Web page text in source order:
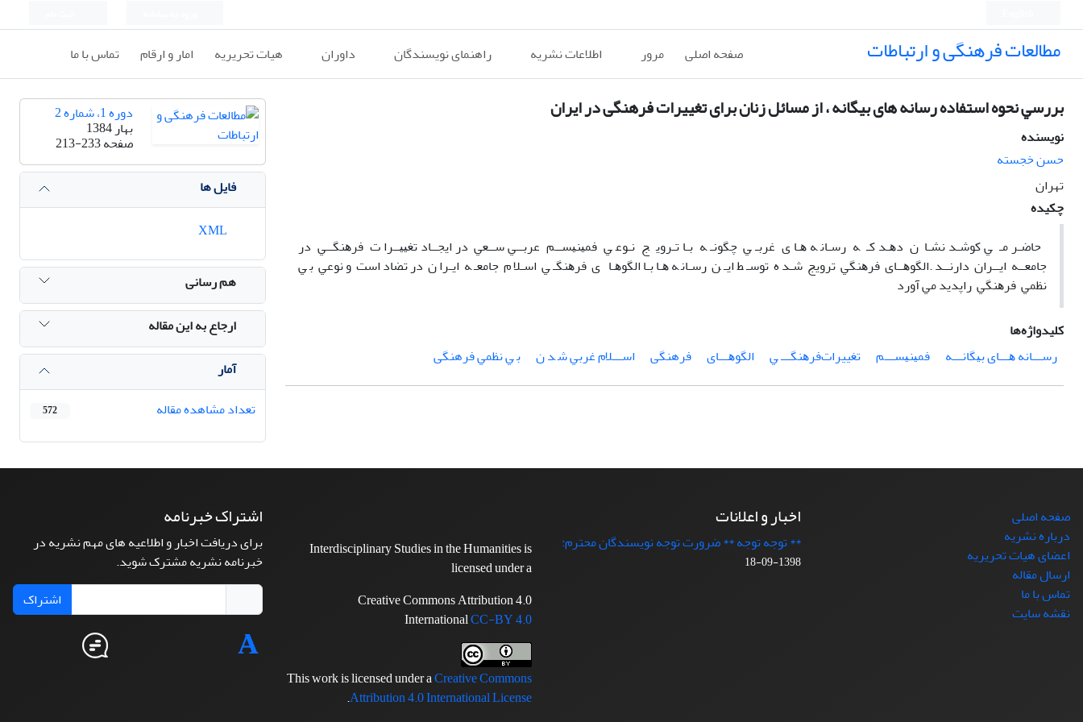
مطالعات فرهنگی و ارتباطات صفحه اصلی مرور اطلاعات نشریه راهنمای نویسندگان داوران هیات تحریریه امار و ارقام تماس با ما
ﺑﺮرﺳﻲ نحوه اﺳﺘﻔﺎده رﺳﺎﻧﻪ های بیگانه ، از ﻣﺴﺎﺋﻞ زﻧﺎن ﺑﺮای تغییرات فرهنگی در اﻳﺮان
نویسنده
حسن خجسته
تهران
چکیده
ﺣﺎﺿـﺮ ﻣـ ﻲ ﻛﻮﺷـﺪ ﻧﺸـﺎ ن دﻫـﺪ ﻛـ ﻪ رﺳـﺎﻧ ﻪ ﻫـﺎ ی ﻏﺮﺑـ ﻲ ﭼﮕﻮﻧـ ﻪ ﺑـﺎ ﺗـﺮوﻳ ﺞ ﻧـﻮﻋ ﻲ ﻓﻤﻴﻨﻴﺴــﻢ ﻋﺮﺑــﻲ ﺳــﻌﻲ در اﻳﺠــﺎد ﺗﻐﻴﻴــﺮا ت ﻓﺮﻫﻨﮕــﻲ در
ﺟﺎﻣﻌــﻪ اﻳــﺮان دارﻧــﺪ .اﻟﮕﻮﻫــﺎی ﻓﺮﻫﻨﮕﻲ ﺗﺮوﻳﺞ ﺷـﺪ ه ﺗﻮﺳـ ﻂ اﻳـ ﻦ رﺳـﺎﻧ ﻪ ﻫـﺎ ﺑـﺎ اﻟﮕﻮﻫـﺎ ی ﻓﺮﻫﻨﮕـ ﻲ اﺳـﻼ م ﺟﺎﻣﻌـ ﻪ اﻳـﺮا ن در ﺗﻀﺎد اﺳﺖ و ﻧﻮﻋﻲ ﺑ ﻲ
ﻧﻈﻤﻲ ﻓﺮﻫﻨﮕﻲ راﭘﺪﻳﺪ ﻣﻲ آورد
کلیدواژه‌ها
رﺳـــﺎﻧﻪ ﻫـــﺎی ﺑﻴﮕﺎﻧـــﻪ
ﻓﻤﻴﻨﻴﺴـــﻢ تغییراتﻓﺮﻫﻨﮕـــ ﻲ اﻟﮕﻮﻫـــﺎی فرهنگی اﺳـــﻼم ﻏﺮﺑﻲ ﺷ ﺪ ن ﺑ ﻲ ﻧﻈﻤﻲ فرهنگی
دوره 1، شماره 2
بهار 1384
صفحه213-233
فایل ها
هم رسانی
ارجاع به این مقاله
آمار
تعداد مشاهده مقاله
572
صفحه اصلی
درباره نشریه
اعضای هیات تحریریه
ارسال مقاله
تماس با ما
نقشه سایت
اخبار و اعلانات
** توجه توجه ** ضرورت توجه نویسندگان محترم:
1398-09-18
Interdisciplinary Studies in the Humanities is
licensed under a
Creative Commons Attribution 4.0
InternationalCC-BY 4.0
This work is licensed under aCreative Commons
Attribution 4.0 International License
.
اشتراک خبرنامه
برای دریافت اخبار و اطلاعیه های مهم نشریه در
خبرنامه نشریه مشترک شوید.
اشتراک